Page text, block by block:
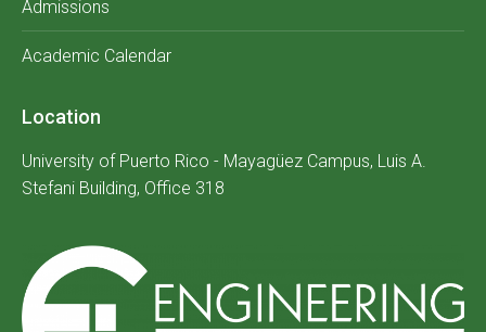
Admissions
Academic Calendar
Location
University of Puerto Rico - Mayagüez Campus, Luis A.
Stefani Building, Office 318